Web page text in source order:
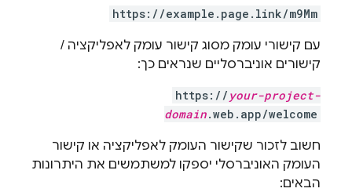
https://example.page.link/m9Mm
עם קישורי עומק מסוג קישור עומק לאפליקציה /
קישורים אוניברסליים שנראים כך:
https:// your-project-
domain.web.app/welcome
חשוב לזכור שקישור העומק לאפליקציה או קישור
העומק האוניברסלי יספקו למשתמשים את היתרונות
הבאים: